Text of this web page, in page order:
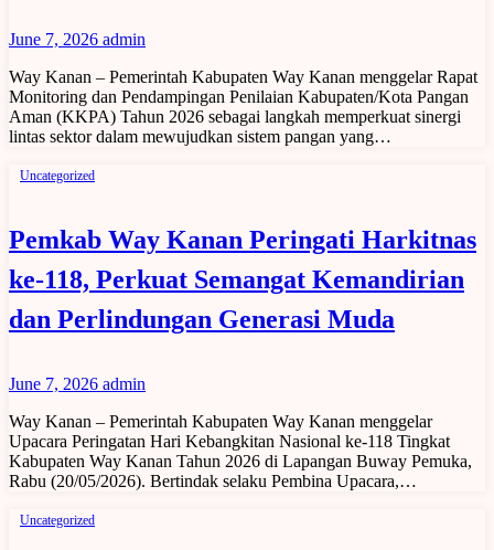
June 7, 2026 admin
Way Kanan – Pemerintah Kabupaten Way Kanan menggelar Rapat
Monitoring dan Pendampingan Penilaian Kabupaten/Kota Pangan
Aman (KKPA) Tahun 2026 sebagai langkah memperkuat sinergi
lintas sektor dalam mewujudkan sistem pangan yang…
Uncategorized
Pemkab Way Kanan Peringati Harkitnas
ke-118, Perkuat Semangat Kemandirian
dan Perlindungan Generasi Muda
June 7, 2026 admin
Way Kanan – Pemerintah Kabupaten Way Kanan menggelar
Upacara Peringatan Hari Kebangkitan Nasional ke-118 Tingkat
Kabupaten Way Kanan Tahun 2026 di Lapangan Buway Pemuka,
Rabu (20/05/2026). Bertindak selaku Pembina Upacara,…
Uncategorized